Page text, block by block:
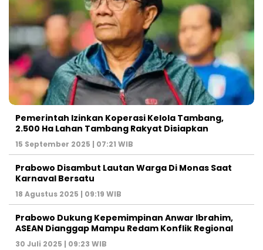
Pemerintah Izinkan Koperasi Kelola Tambang,
2.500 Ha Lahan Tambang Rakyat Disiapkan
15 September 2025 | 07:21 WIB
Prabowo Disambut Lautan Warga Di Monas Saat
Karnaval Bersatu
18 Agustus 2025 | 09:19 WIB
Prabowo Dukung Kepemimpinan Anwar Ibrahim,
ASEAN Dianggap Mampu Redam Konflik Regional
30 Juli 2025 | 09:23 WIB